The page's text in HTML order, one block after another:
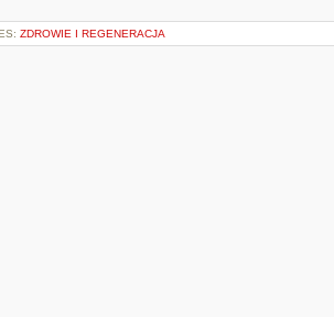
ZDROWIE I REGENERACJA